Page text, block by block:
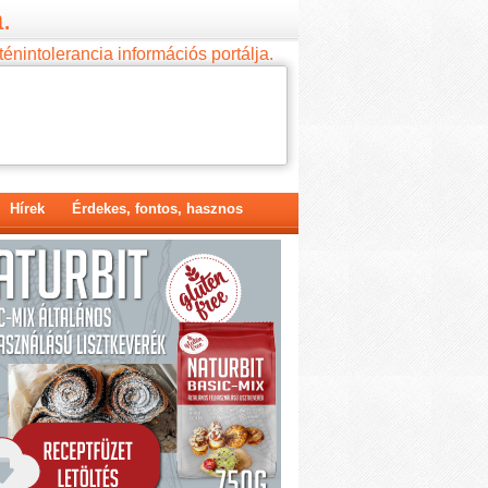
információs portálja.
Hírek Érdekes, fontos, hasznos